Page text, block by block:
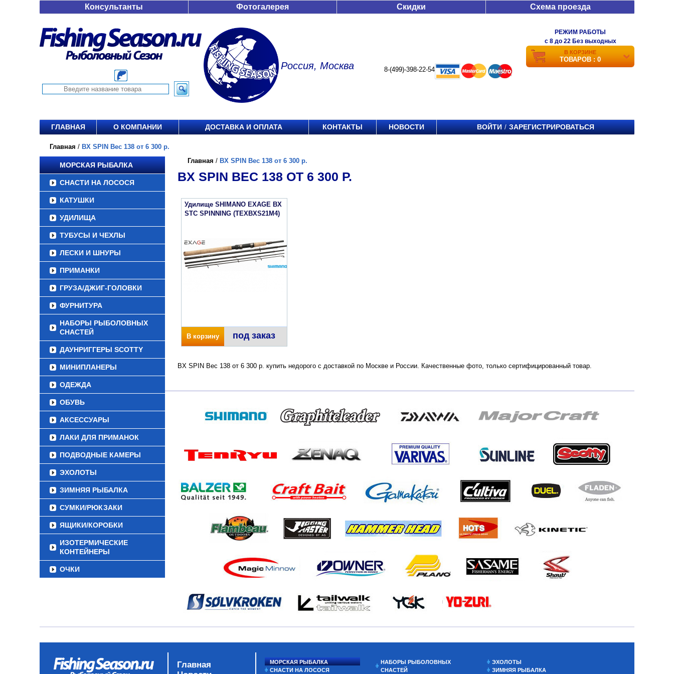
Консультанты Фотогалерея Скидки Схема проезда
Россия, Москва 8-(499)-398-22-54
РЕЖИМ РАБОТЫ
c 8 до 22 Без выходных
В КОРЗИНЕ
ТОВАРОВ : 0
ГЛАВНАЯ О КОМПАНИИ ДОСТАВКА И ОПЛАТА КОНТАКТЫ НОВОСТИ ВОЙТИ / ЗАРЕГИСТРИРОВАТЬСЯ
Главная / BX SPIN Вес 138 от 6 300 р.
МОРСКАЯ РЫБАЛКА
СНАСТИ НА ЛОСОСЯ
КАТУШКИ
УДИЛИЩА
ТУБУСЫ И ЧЕХЛЫ
ЛЕСКИ И ШНУРЫ
ПРИМАНКИ
ГРУЗА/ДЖИГ-ГОЛОВКИ
ФУРНИТУРА
НАБОРЫ РЫБОЛОВНЫХ
СНАСТЕЙ
ДАУНРИГГЕРЫ SCOTTY
МИНИПЛАНЕРЫ
ОДЕЖДА
ОБУВЬ
АКСЕССУАРЫ
ЛАКИ ДЛЯ ПРИМАНОК
ПОДВОДНЫЕ КАМЕРЫ
ЭХОЛОТЫ
ЗИМНЯЯ РЫБАЛКА
СУМКИ/РЮКЗАКИ
ЯЩИКИ/КОРОБКИ
ИЗОТЕРМИЧЕСКИЕ
КОНТЕЙНЕРЫ
ОЧКИ
Главная / BX SPIN Вес 138 от 6 300 р.
BX SPIN ВЕС 138 ОТ 6 300 Р.
Удилище SHIMANO EXAGE BX
STC SPINNING (TEXBXS21M4)
В корзину под заказ
BX SPIN Вес 138 от 6 300 р. купить недорого с доставкой по Москве и России. Качественные фото, только сертифицированный товар.
Главная
МОРСКАЯ РЫБАЛКА
СНАСТИ НА ЛОСОСЯ
НАБОРЫ РЫБОЛОВНЫХ
СНАСТЕЙ
ЭХОЛОТЫ
ЗИМНЯЯ РЫБАЛКА